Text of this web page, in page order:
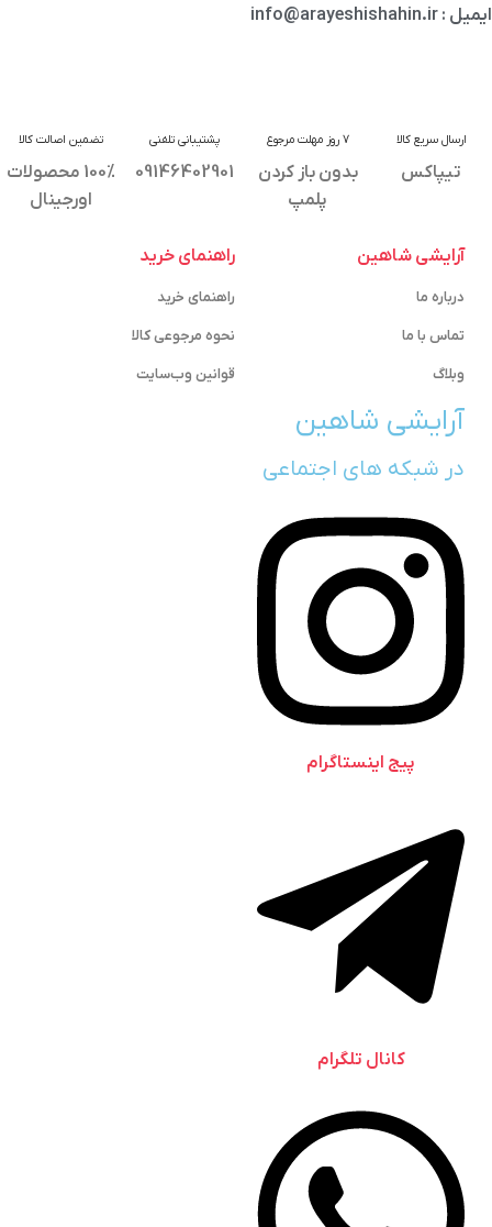
ایمیل : info@arayeshishahin.ir
ارسال سریع کالا
تیپاکس
7 روز مهلت مرجوع
بدون باز کردن
پلمپ
پشتیبانی تلفنی
09146402901
تضمین اصالت کالا
100% محصولات
اورجینال
آرایشی شاهین
درباره ما
تماس با ما
وبلاگ
آرایشی شاهین
در شبکه های اجتماعی
پیج اینستاگرام
کانال تلگرام
راهنمای خرید
راهنمای خرید
نحوه مرجوعی کالا
قوانین وب‌سایت